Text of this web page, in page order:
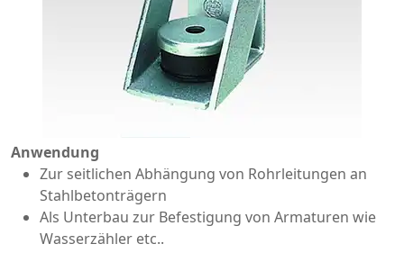
Anwendung
Zur seitlichen Abhängung von Rohrleitungen an
Stahlbetonträgern
Als Unterbau zur Befestigung von Armaturen wie
Wasserzähler etc..